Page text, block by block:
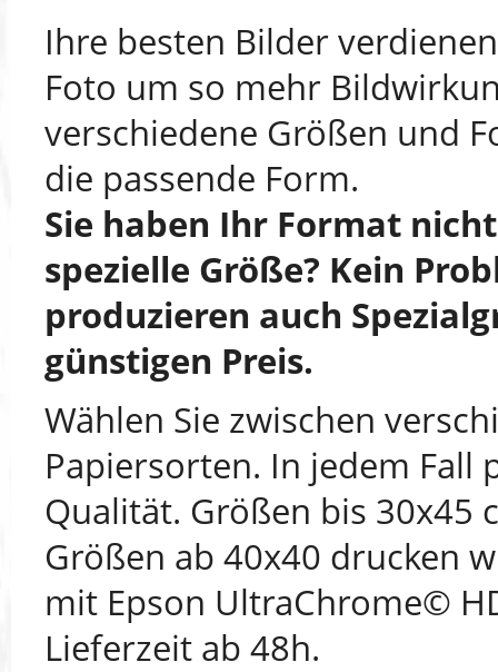
Ihre besten Bilder
Foto um so mehr
verschiedene Größen und
die passende Form.
Sie haben Ihr Format
spezielle Größe? Kein
produzieren auch
günstigen Preis.
Wählen Sie zwischen
Papiersorten. In jedem
Qualität. Größen bis 30x45
Größen ab 40x40 drucken
mit Epson UltraChrome©
Lieferzeit ab 48h.